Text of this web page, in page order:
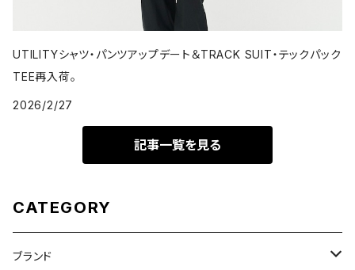
UTILITYシャツ・パンツアップデート＆TRACK SUIT・テックパック
TEE再入荷。
2026/2/27
記事一覧を見る
CATEGORY
ブランド